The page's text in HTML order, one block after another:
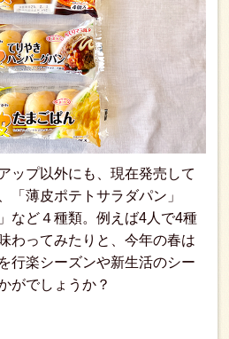
ップ以外にも、現在発売して
「薄皮ポテトサラダパン」
など４種類。例えば4人で4種
わってみたりと、今年の春は
行楽シーズンや新生活のシー
がでしょうか？